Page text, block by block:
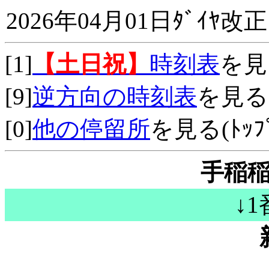
2026年04月01日ﾀﾞｲﾔ改正
[1] 【土日祝】 時刻表を
[9]逆方向の時刻表を見る
[0]他の停留所を見る(ﾄｯ
手稲
↓1